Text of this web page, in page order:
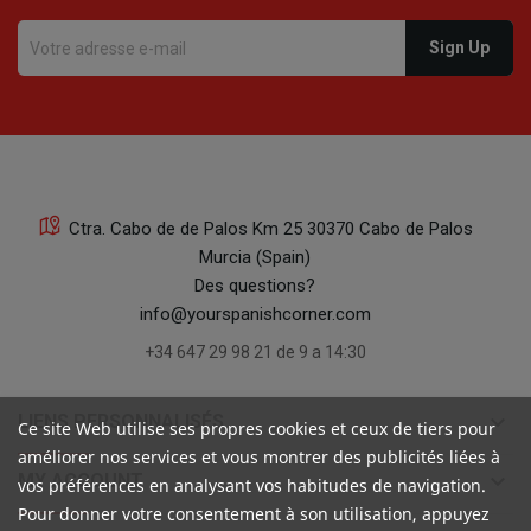
Ctra. Cabo de de Palos Km 25 30370 Cabo de Palos
Murcia (Spain)
Des questions?
info@yourspanishcorner.com
+34 647 29 98 21 de 9 a 14:30
LIENS PERSONNALISÉS keyboard_arrow_down
MY ACCOUNT keyboard_arrow_down
Ce site Web utilise ses propres cookies et ceux de tiers pour
améliorer nos services et vous montrer des publicités liées à
vos préférences en analysant vos habitudes de navigation.
Pour donner votre consentement à son utilisation, appuyez